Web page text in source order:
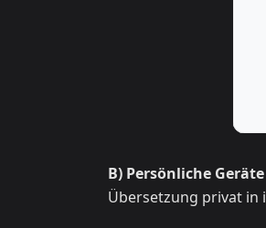
B) Persönliche Geräte
Übersetzung privat in